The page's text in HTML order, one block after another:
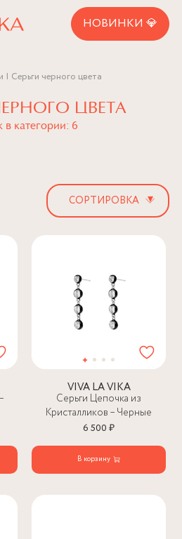
НОВИНКИ 💎
Серьги черного цвета
ЦВЕТА
в категории: 6
▾
VIVA LA VIKA
Серьги Цепочка из
Кристалликов – Черные
6 500 ₽
В корзину